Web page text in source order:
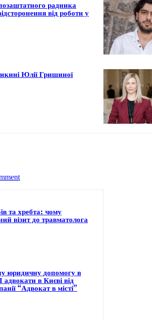
радника
від роботи у
Юлії Гришиної
та хребта: чому
візит до травматолога
юридичну допомогу в
в Києві від
“Адвокат в місті”